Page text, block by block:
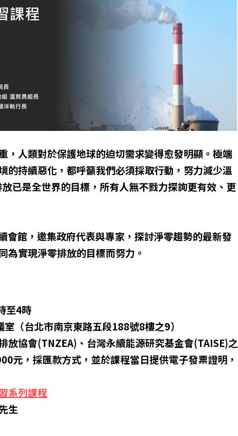
，人類對於保護地球的迫切需求變得愈發明顯。極端
的持續惡化，都呼籲我們必須採取行動，努力減少溫
已是全世界的目標，所有人無不戮力探詢更有效、更
館，邀集政府代表與專家，探討淨零趨勢的最新發
為實現淨零排放的目標而努力。
至4時
（台北市南京東路五段188號8樓之9）
放協會(TNZEA)、台灣永續能源研究基金會(TAISE)之
元，採匯款方式，並於課程當日提供電子發票證明，
系列課程
生